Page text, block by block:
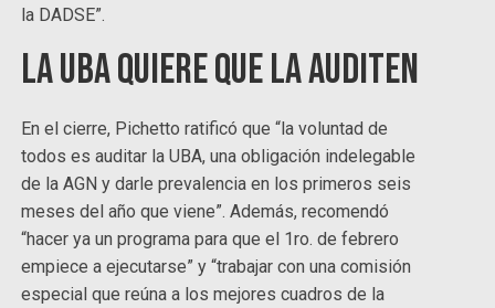
la DADSE”.
La UBA quiere que la auditen
En el cierre, Pichetto ratificó que “la voluntad de
todos es auditar la UBA, una obligación indelegable
de la AGN y darle prevalencia en los primeros seis
meses del año que viene”. Además, recomendó
“hacer ya un programa para que el 1ro. de febrero
empiece a ejecutarse” y “trabajar con una comisión
especial que reúna a los mejores cuadros de la